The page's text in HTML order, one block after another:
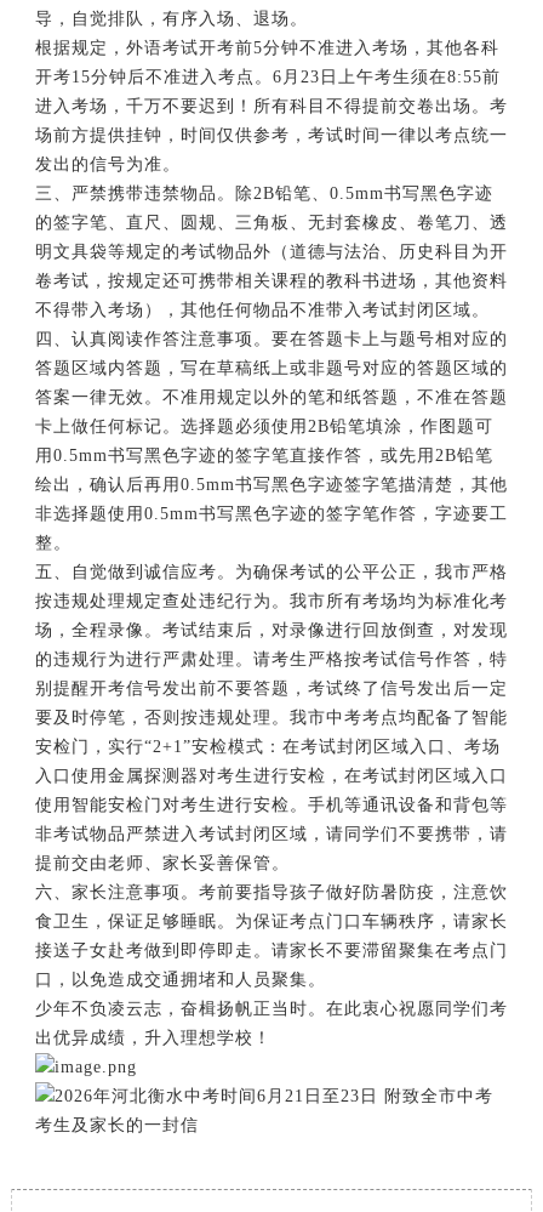
导，自觉排队，有序入场、退场。
根据规定，外语考试开考前5分钟不准进入考场，其他各科
开考15分钟后不准进入考点。6月23日上午考生须在8:55前
进入考场，千万不要迟到！所有科目不得提前交卷出场。考
场前方提供挂钟，时间仅供参考， 考试时间 一律以考点统一
发出的信号为准。
三、严禁携带违禁物品。除2B铅笔、0.5mm书写黑色字迹
的签字笔、直尺、圆规、三角板、无封套橡皮、卷笔刀、透
明文具袋等规定的考试物品外（道德与法治、历史科目为开
卷考试，按规定还可携带相关课程的教科书进场，其他资料
不得带入考场），其他任何物品不准带入考试封闭区域。
四、认真阅读作答注意事项。要在答题卡上与题号相对应的
答题区域内答题，写在草稿纸上或非题号对应的答题区域的
答案一律无效。不准用规定以外的笔和纸答题，不准在答题
卡上做任何标记。选择题必须使用2B铅笔填涂，作图题可
用0.5mm书写黑色字迹的签字笔直接作答，或先用2B铅笔
绘出，确认后再用0.5mm书写黑色字迹签字笔描清楚，其他
非选择题使用0.5mm书写黑色字迹的签字笔作答，字迹要工
整。
五、自觉做到诚信应考。为确保考试的公平公正，我市严格
按违规处理规定查处违纪行为。我市所有考场均为标准化考
场，全程录像。考试结束后，对录像进行回放倒查，对发现
的违规行为进行严肃处理。请考生严格按考试信号作答，特
别提醒开考信号发出前不要答题，考试终了信号发出后一定
要及时停笔，否则按违规处理。我市中考考点均配备了智能
安检门，实行“2+1”安检模式：在考试封闭区域入口、考场
入口使用金属探测器对考生进行安检，在考试封闭区域入口
使用智能安检门对考生进行安检。手机等通讯设备和背包等
非考试物品严禁进入考试封闭区域，请同学们不要携带，请
提前交由老师、家长妥善保管。
六、家长注意事项。考前要指导孩子做好防暑防疫，注意饮
食卫生，保证足够睡眠。为保证考点门口车辆秩序，请家长
接送子女赴考做到即停即走。请家长不要滞留聚集在考点门
口，以免造成交通拥堵和人员聚集。
少年不负凌云志，奋楫扬帆正当时。在此衷心祝愿同学们考
出优异成绩，升入理想学校！